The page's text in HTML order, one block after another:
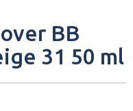
BB
31 50 ml